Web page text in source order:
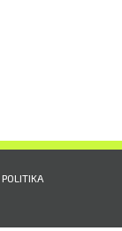
POLITIKA